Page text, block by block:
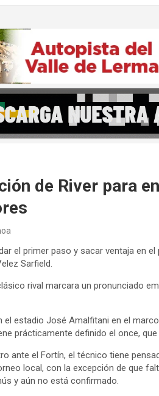
de River para
el primer paso y sacar ventaja en
Sarfield.
rival marcara un pronunciado
el estadio José Amalfitani en el
prácticamente definido el once,
ante el Fortín, el técnico tiene
local, con la excepción de que
y aún no está confirmado.